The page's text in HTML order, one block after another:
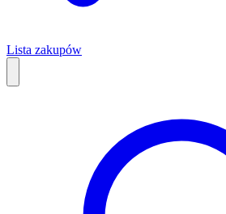
Lista zakupów